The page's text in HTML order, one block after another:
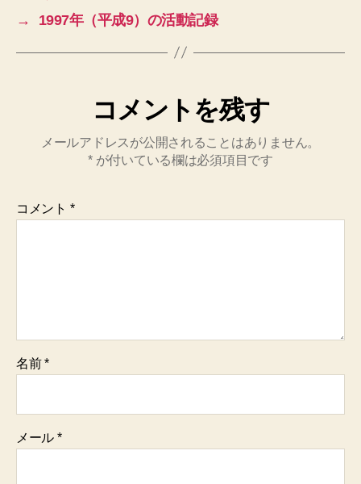
→
1997年（平成9）の活動記録
コメントを残す
メールアドレスが公開されることはありません。
*が付いている欄は必須項目です
コメント *
名前*
メール *